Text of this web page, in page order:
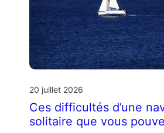
20 juillet 2026
Ces difficultés d’une
solitaire que vous